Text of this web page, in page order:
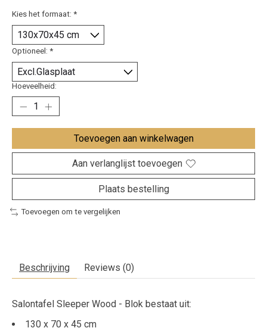
Kies het formaat: *
Optioneel: *
Hoeveelheid:
Toevoegen aan winkelwagen
Aan verlanglijst toevoegen
Plaats bestelling
Toevoegen om te vergelijken
Beschrijving Reviews (0)
Salontafel Sleeper Wood - Blok bestaat uit:
130 x 70 x 45 cm